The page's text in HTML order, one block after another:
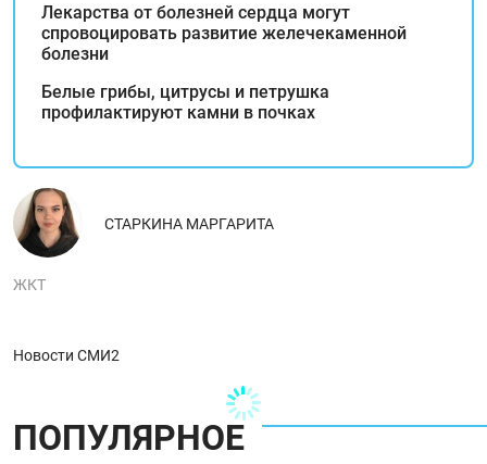
Лекарства от болезней сердца могут
спровоцировать развитие желечекаменной
болезни
Белые грибы, цитрусы и петрушка
профилактируют камни в почках
СТАРКИНА МАРГАРИТА
ЖКТ
Новости СМИ2
ПОПУЛЯРНОЕ